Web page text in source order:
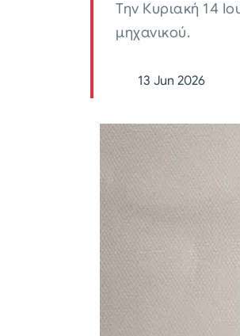
Την Κυριακή 14
μηχανικού.
13 Jun 2026